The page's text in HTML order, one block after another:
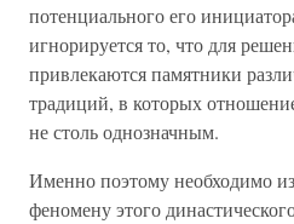
потенциального его
игнорируется то, что для
привлекаются памятники
традиций, в которых
не столь однозначным.
Именно поэтому необходимо
феномену этого